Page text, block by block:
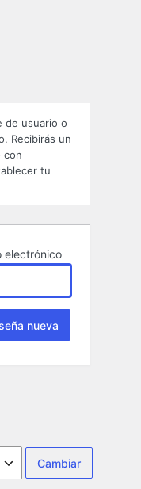
de usuario o
Recibirás un
con
tu
electrónico